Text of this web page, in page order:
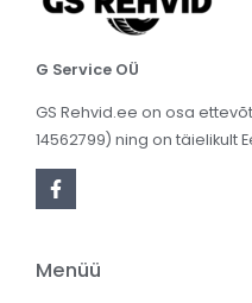
G Service OÜ
GS Rehvid.ee on osa
14562799) ning on täielikult
Menüü